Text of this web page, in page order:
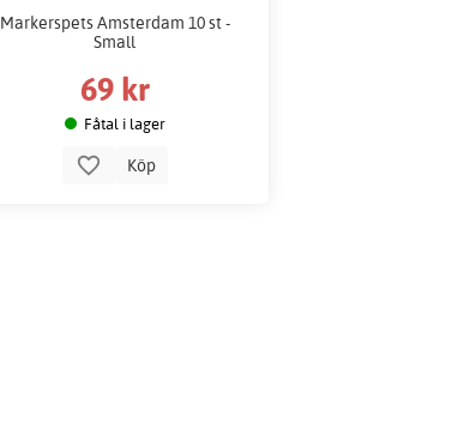
Markerspets Amsterdam 10 st -
Small
69 kr
Fåtal i lager
Köp